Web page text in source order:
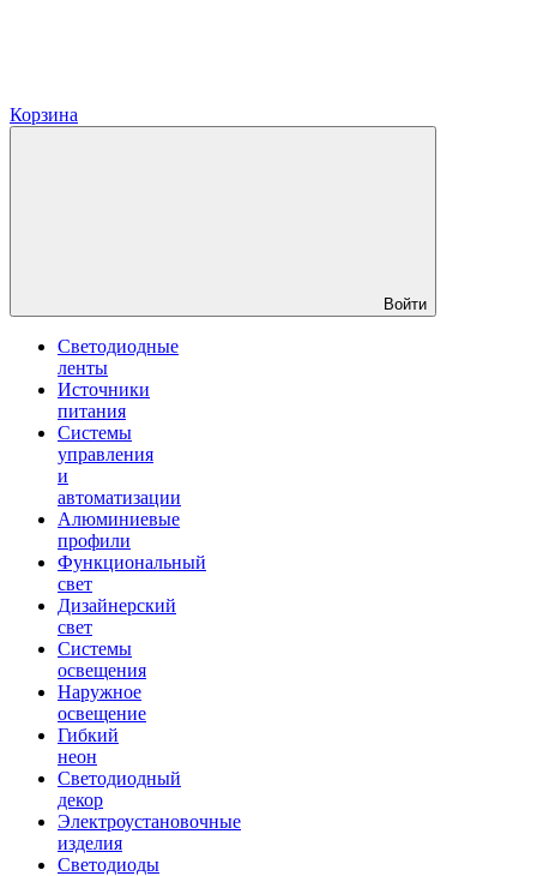
Корзина
Войти
Светодиодные
ленты
Источники
питания
Системы
управления
и
автоматизации
Алюминиевые
профили
Функциональный
свет
Дизайнерский
свет
Системы
освещения
Наружное
освещение
Гибкий
неон
Светодиодный
декор
Электроустановочные
изделия
Светодиоды